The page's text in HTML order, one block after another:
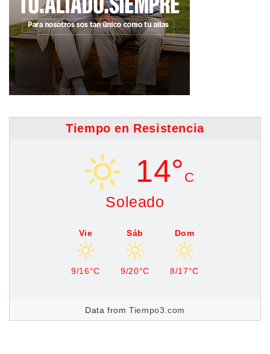
Tiempo en Resistencia
14° C
Soleado
Vie
9/16°C
Sáb
9/20°C
Dom
8/17°C
Data fromTiempo3.com